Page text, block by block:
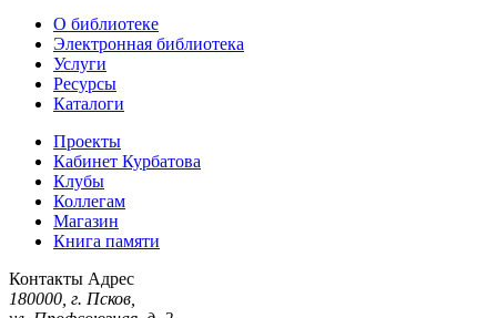
О библиотеке
Электронная библиотека
Услуги
Ресурсы
Каталоги
Проекты
Кабинет Курбатова
Клубы
Коллегам
Магазин
Книга памяти
Контакты Адрес
180000, г. Псков,